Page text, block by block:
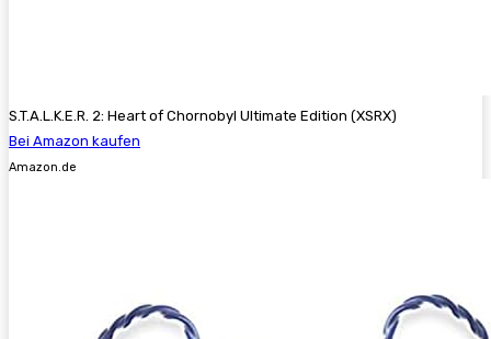
S.T.A.L.K.E.R. 2: Heart of Chornobyl Ultimate Edition (XSRX)
Bei Amazon kaufen
Amazon.de